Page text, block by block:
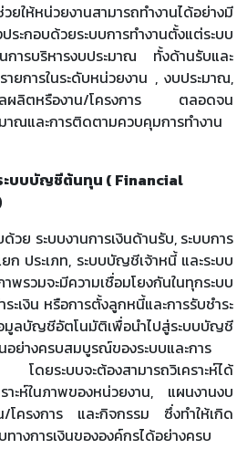
หน่วยงานสามารถทำงานได้อย่างมี
ะกอบด้วยระบบการทำงานตั้งแต่ระบบ
นการบริหารงบประมาณ ทั้งด้านรับและ
ายการในระดับหน่วยงาน , งบประมาณ,
ผลิตหรืองาน/โครงการ ตลอดจน
าณและการติดตามควบคุมการทำงาน
ะบบบัญชีต้นทุน (Financial
ย ระบบงานการเงินด้านรับ, ระบบการ
ประเภท, ระบบบัญชีเจ้าหนี้ และระบบ
มจะมีความเชื่อมโยงกันในทุกระบบ
ะเงิน หรือการตั้งลูกหนี้และการรับชำระ
มูลบัญชีอัตโนมัติเพื่อนำไปสู่ระบบบัญชี
อย่างครบสมบูรณ์ของระบบและการ
โดยระบบจะต้องสามารถวิเคราะห์ได้
ะห์ในภาพของหน่วยงาน, แผนงานงบ
ครงการ และกิจกรรม ซึ่งทำให้เกิด
ทางการเงินขององค์กรได้อย่างครบ